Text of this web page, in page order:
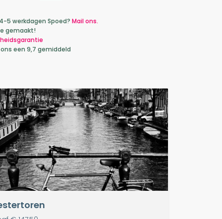
5 werkdagen Spoed? Mail ons.
gemaakt!
een 9,7 gemiddeld